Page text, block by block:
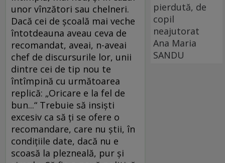
unor vînzători sau chelneri.
Dacă cei de şcoală mai veche
întotdeauna aveau ceva de
recomandat, aveai, n-aveai
chef de discursurile lor, unii
dintre cei de tip nou te
întîmpină cu următoarea
replică: „Oricare e la fel de
bun...“ Trebuie să insişti
excesiv ca să ţi se ofere o
recomandare, care nu ştii, în
condiţiile date, dacă nu e
scoasă la plezneală, pur şi
pierdută, de
copil
neajutorat
Ana Maria
SANDU